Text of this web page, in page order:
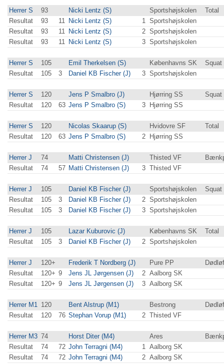
Herrer S 93 Nicki Lentz (S) Sportshøjskolen
Total
Resultat
93 11 Nicki Lentz (S) 1 Sportshøjskolen
Resultat
93 11 Nicki Lentz (S) 2 Sportshøjskolen
Resultat
93 11 Nicki Lentz (S) 3 Sportshøjskolen
Herrer S 105 Emil Therkelsen (S) Københavns SK
Squat
Resultat
105 3 Daniel KB Fischer (J) 3 Sportshøjskolen
Herrer S 120 Jens P Smalbro (J) Hjørring SS
Squat
Resultat
120 63 Jens P Smalbro (S) 3 Hjørring SS
Herrer S 120 Nicolas Skaarup (S) Hvidovre SF
Total
Resultat
120 63 Jens P Smalbro (S) 2 Hjørring SS
Herrer J 74 Matti Christensen (J) Thisted VF
Resultat
74 57 Matti Christensen (J) 3 Thisted VF
Herrer J 105 Daniel KB Fischer (J) Sportshøjskolen
Squat
Resultat
105 3 Daniel KB Fischer (J) 2 Sportshøjskolen
Resultat
105 3 Daniel KB Fischer (J) 3 Sportshøjskolen
Herrer J 105 Lazar Kuburovic (J) Københavns SK
Total
Resultat
105 3 Daniel KB Fischer (J) 2 Sportshøjskolen
Herrer J 120+ Frederik T Nordberg (J) Pure PP
Resultat
120+ 9 Jens JL Jørgensen (J) 2 Aalborg SK
Resultat
120+ 9 Jens JL Jørgensen (J) 3 Aalborg SK
Herrer M1 120 Bent Alstrup (M1) Bestrong
Resultat
120 76 Stephan Vorup (M1) 2 Thisted VF
Herrer M3 74 Horst Diter (M4) Ares
Resultat
74 72 John Terragni (M4) 1 Aalborg SK
Resultat
74 72 John Terragni (M4) 2 Aalborg SK